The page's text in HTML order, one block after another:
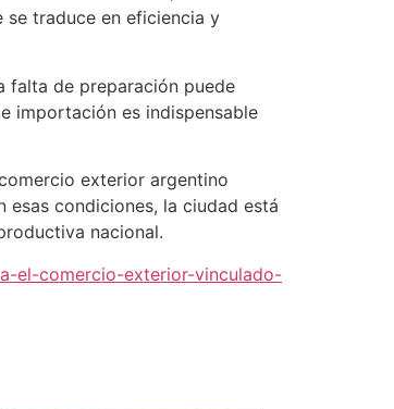
se traduce en eficiencia y
falta de preparación puede
importación es indispensable
exterior argentino
condiciones, la ciudad está
nacional.
el-comercio-exterior-vinculado-